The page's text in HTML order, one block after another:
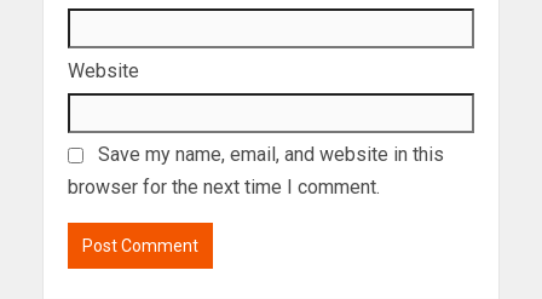
Website
Save my name, email, and website in this
browser for the next time I comment.